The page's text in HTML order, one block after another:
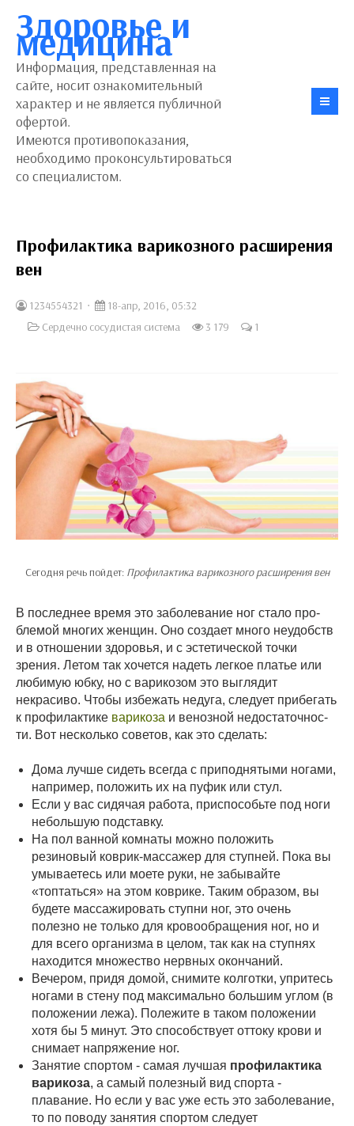
Здоровье и
медицина
Информация, представленная на
сайте, носит ознакомительный
характер и не является публичной
офертой.
Имеются противопоказания,
необходимо проконсультироваться
со специалистом.
Профилактика варикозного расширения
вен
1234554321
18-апр, 2016, 05:32
Сердечно сосудистая система
3 179 1
Сегодня речь пойдет: Профилактика варикозного расширения вен
В последнее время это за­болевание ног стало про­
блемой многих женщин. Оно создает много не­удобств
и в отношении здоровья, и с эстетичес­кой точки
зрения. Летом так хочется надеть лег­кое платье или
любимую юбку, но с варикозом это выглядит
некрасиво. Чтобы избежать недуга, следует прибегать
к про­филактике варикоза и ве­нозной недостаточнос­
ти. Вот несколько сове­тов, как это сделать:
Дома лучше сидеть всегда с припод­нятыми ногами,
например, положить их на пуфик или стул.
Если у вас сидячая работа, приспо­собьте под ноги
небольшую подставку.
На пол ванной комнаты можно по­ложить
резиновый коврик-массажер для ступней. Пока вы
умываетесь или моете руки, не забывайте
«топтать­ся» на этом коврике. Таким образом, вы
будете массажировать ступни ног, это очень
полезно не только для кро­вообращения ног, но и
для всего организма в целом, так как на ступ­нях
находится множество нервных окончаний.
Вечером, придя домой, снимите кол­готки, упритесь
ногами в стену под максимально большим углом (в
поло­жении лежа). Полежите в таком по­ложении
хотя бы 5 минут. Это способ­ствует оттоку крови и
снимает напря­жение ног.
Занятие спортом - самая лучшая профилактика
варикоза, а самый по­лезный вид спорта -
плавание. Но если у вас уже есть это заболевание,
то по поводу занятия спортом следу­ет